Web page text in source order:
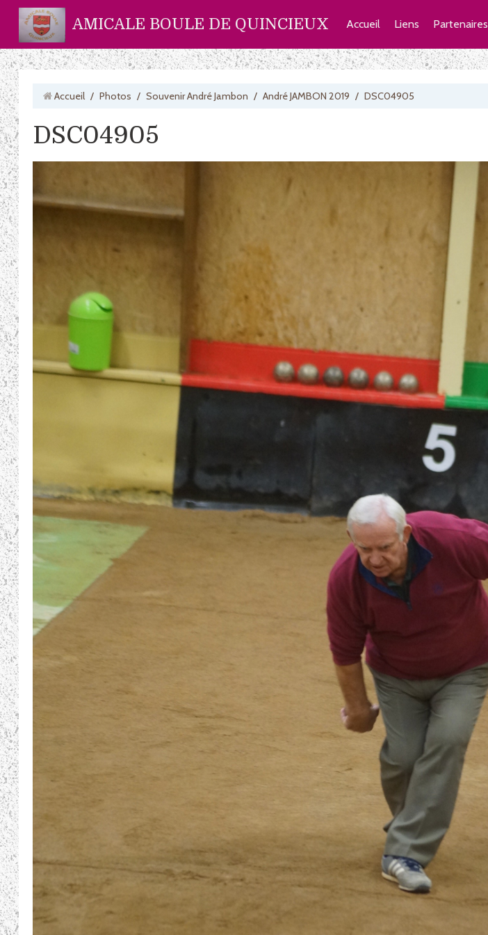
AMICALE BOULE DE QUINCIEUX Accueil Liens Partenaires
Accueil / Photos / Souvenir André Jambon / André JAMBON 2019 / DSC04905
DSC04905